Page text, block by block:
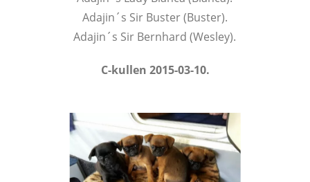
Adajin´s Sir Buster (Buster).
Adajin´s Sir Bernhard (Wesley).
C-kullen 2015-03-10.